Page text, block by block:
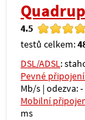
4.5
testů celkem:
DSL/ADSL:
Pevné
Mb/s | odezva:
Mobilní
ms